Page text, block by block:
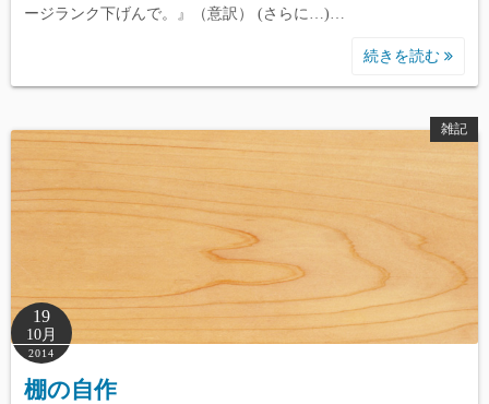
ージランク下げんで。』（意訳） (さらに…)…
続きを読む
雑記
19
10月
2014
棚の自作